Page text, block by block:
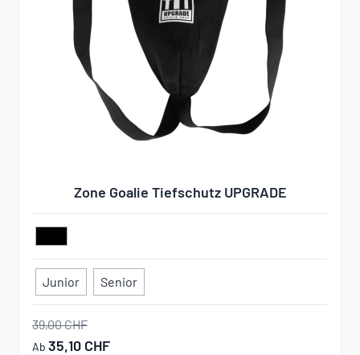
Zone Goalie Tiefschutz UPGRADE
Junior Senior
39,00 CHF
Ab 35,10 CHF